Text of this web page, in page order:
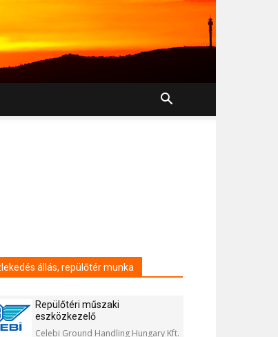
állás, repülőtér munka
Repülőtéri műszaki
eszközkezelő
Celebi Ground Handling Hungary Kft.